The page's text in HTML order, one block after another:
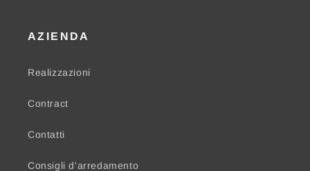
AZIENDA
Realizzazioni
Contract
Contatti
Consigli d'arredamento